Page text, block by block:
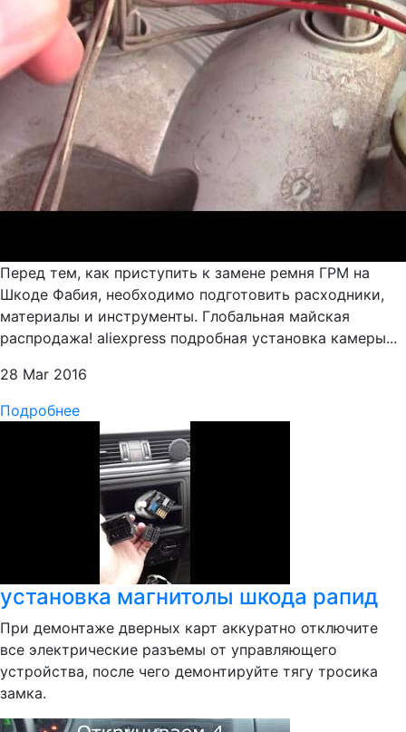
Перед тем, как приступить к замене ремня ГРМ на
Шкоде Фабия, необходимо подготовить расходники,
материалы и инструменты. Глобальная майская
распродажа! aliexpress подробная установка камеры...
28 Mar 2016
Подробнее
установка магнитолы шкода рапид
При демонтаже дверных карт аккуратно отключите
все электрические разъемы от управляющего
устройства, после чего демонтируйте тягу тросика
замка.